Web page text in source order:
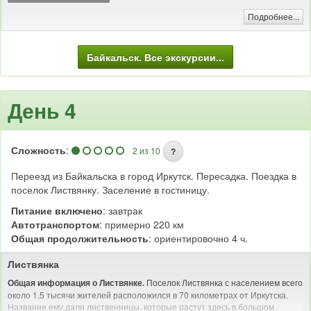
Сочетание гор, богатой растительности, красивых озер, кристально
чистых рек создает уникальные живописные ландшафты долины.
Несмотря на то, что люди начали осваивать Тункинскую долину с
незапамятных времен (поселения древних людей датируются возрастом
13,5 тысяч лет), природа Тунки сохранилась почти в первозданном
Купание в термальных источниках
Подробнее...
Байкальск. Все экскурсии...
День 4
Сложность: 2 из 10 ?
Переезд из Байкальска в город Иркутск. Пересадка. Поездка в
поселок Листвянку. Заселение в гостиницу.
Питание включено: завтрак
Автотранспортом: примерно 220 км
Общая продолжительность: ориентировочно 4 ч.
Листвянка
Общая информация о Листвянке. Поселок Листвянка с населением всего
около 1,5 тысячи жителей расположился в 70 километрах от Иркутска.
Название ему дали лиственницы, которые растут здесь в большом